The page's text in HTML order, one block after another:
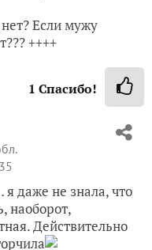
Если мужу
++++
1 Спасибо!
я даже не знала, что
наоборот,
Действительно